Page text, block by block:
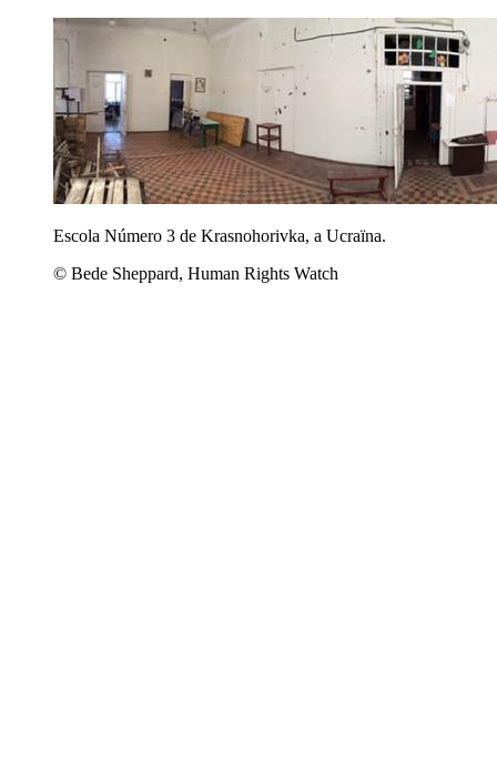
Escola Número 3 de Krasnohorivka, a Ucraïna.
© Bede Sheppard, Human Rights Watch